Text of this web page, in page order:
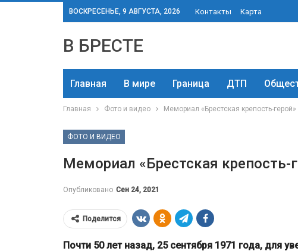
ВОСКРЕСЕНЬЕ, 9 АВГУСТА, 2026 Контакты Карта
В БРЕСТЕ
Главная В мире Граница ДТП
Главная Фото и видео Мемориал «Брестская крепость-
ФОТО И ВИДЕО
Мемориал «Брестская крепость-
Опубликовано Сен 24, 2021
Поделится
Почти 50 лет назад, 25 сентября 1971 года, для